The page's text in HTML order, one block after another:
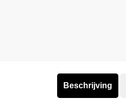
Beschrijving